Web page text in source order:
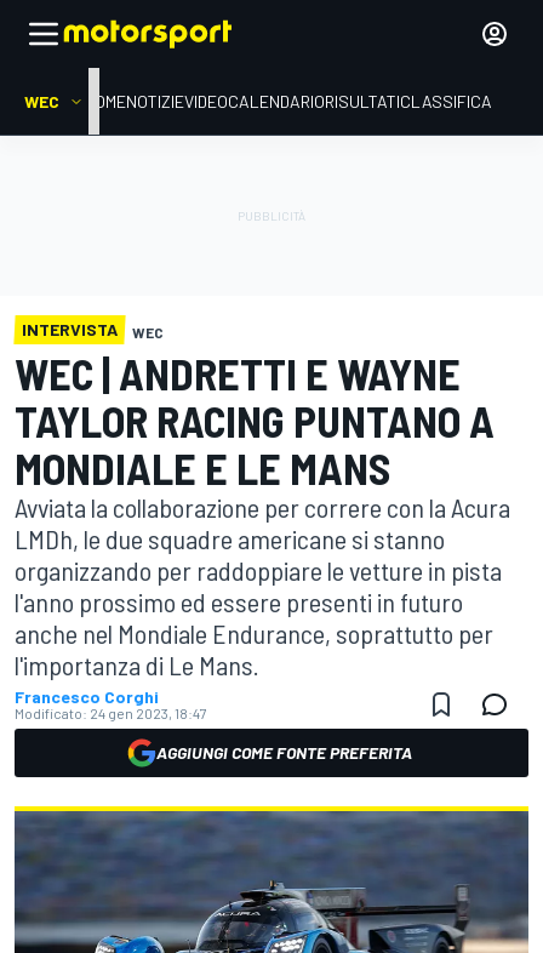
WEC HOMENOTIZIEVIDEOCALENDARIORISULTATICLASSIFICA
INTERVISTA WEC
WEC | ANDRETTI E WAYNE
TAYLOR RACING PUNTANO A
MONDIALE E LE MANS
Avviata la collaborazione per correre con la Acura
LMDh, le due squadre americane si stanno
organizzando per raddoppiare le vetture in pista
l'anno prossimo ed essere presenti in futuro
anche nel Mondiale Endurance, soprattutto per
l'importanza di Le Mans.
Francesco Corghi
Modificato: 24 gen 2023, 18:47
AGGIUNGI COME FONTE PREFERITA